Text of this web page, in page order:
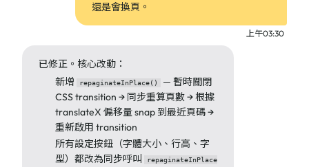
還是會換頁。
上午03:30
已修正。核心改動：
新增
repaginateInPlace()
— 暫時關閉
CSS transition → 同步重算頁數 → 根據
translateX 偏移量 snap 到最近頁碼 →
重新啟用 transition
所有設定按鈕（字體大小、行高、字
型）都改為同步呼叫
repaginateInPlace